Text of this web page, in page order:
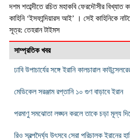
দশম শতাব্দীতে রচিত মহাকবি ফেরদৌসীর বিখ্যাত
কাহিনি ‘ইসফান্দিয়ারস আই’ । সেই কাহিনিকে
সূত্র: তেহরান টাইমস
সাম্প্রতিক খবর
ঢাবি উপাচার্যের সঙ্গে ইরানি কালচারাল
মেডিকেল সরঞ্জাম রপ্তানি ১০ গুণ বাড়াবে ইরান
পরমাণু সমঝোতা লঙ্ঘন করলে তাকে চড়া মূল্য
রিও স্বল্পদৈর্ঘ্য উৎসবে সেরা পরিচালক ইরানের